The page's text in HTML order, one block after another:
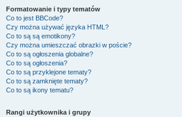
Formatowanie i typy tematów
Co to jest BBCode?
Czy można używać języka HTML?
Co to są są emotikony?
Czy można umieszczać obrazki w poście?
Co to są ogłoszenia globalne?
Co to są ogłoszenia?
Co to są przyklejone tematy?
Co to są zamknięte tematy?
Co to są ikony tematu?
Rangi użytkownika i grupy